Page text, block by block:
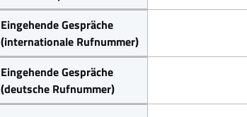
Eingehende Gespräche
(internationale Rufnummer)
Eingehende Gespräche
(deutsche Rufnummer)